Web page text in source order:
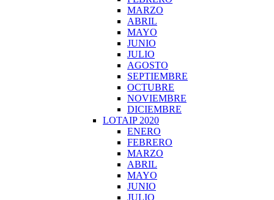
MARZO
ABRIL
MAYO
JUNIO
JULIO
AGOSTO
SEPTIEMBRE
OCTUBRE
NOVIEMBRE
DICIEMBRE
LOTAIP 2020
ENERO
FEBRERO
MARZO
ABRIL
MAYO
JUNIO
JULIO